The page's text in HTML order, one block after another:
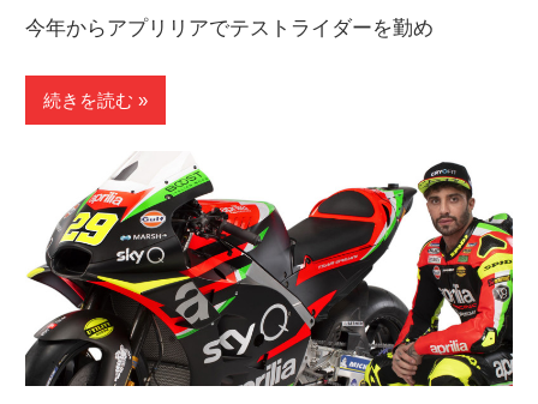
今年からアプリリアでテストライダーを勤め
続きを読む